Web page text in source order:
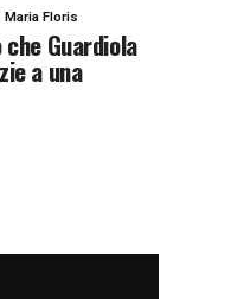
Maria Floris
Guardiola
a una